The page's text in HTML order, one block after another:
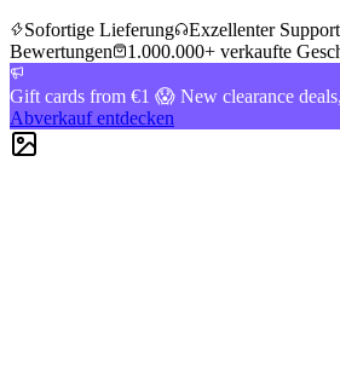
Sofortige Lieferung
Exzellenter Support
Bewertungen
1.000.000+ verkaufte
Gift cards from €1 😱 New clearance
Abverkauf entdecken